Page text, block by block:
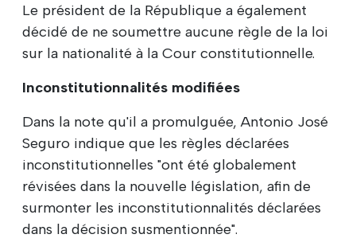
Le président de la République a également
décidé de ne soumettre aucune règle de la loi
sur la nationalité à la Cour constitutionnelle.
Inconstitutionnalités modifiées
Dans la note qu'il a promulguée, Antonio José
Seguro indique que les règles déclarées
inconstitutionnelles "ont été globalement
révisées dans la nouvelle législation, afin de
surmonter les inconstitutionnalités déclarées
dans la décision susmentionnée".